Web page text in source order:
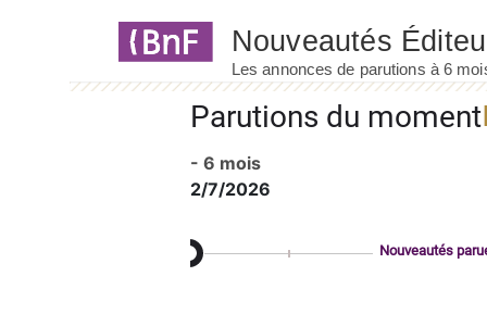
Parutions du moment
- 6 mois
2/7/2026
Nouveautés